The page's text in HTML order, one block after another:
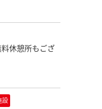
休憩所もござ
設